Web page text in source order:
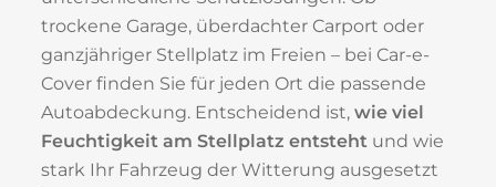
trockene Garage, überdachter Carport oder
ganzjähriger Stellplatz im Freien – bei Car-e-
Cover finden Sie für jeden Ort die passende
Autoabdeckung. Entscheidend ist, wie viel
Feuchtigkeit am Stellplatz entsteht und wie
stark Ihr Fahrzeug der Witterung ausgesetzt